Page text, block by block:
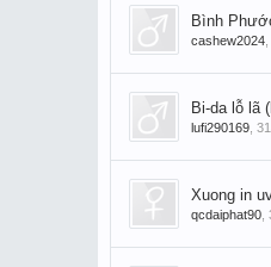
Bình
cashew2024
Bi-da lỗ lã
lufi290169
Xuong in
qcdaiphat90